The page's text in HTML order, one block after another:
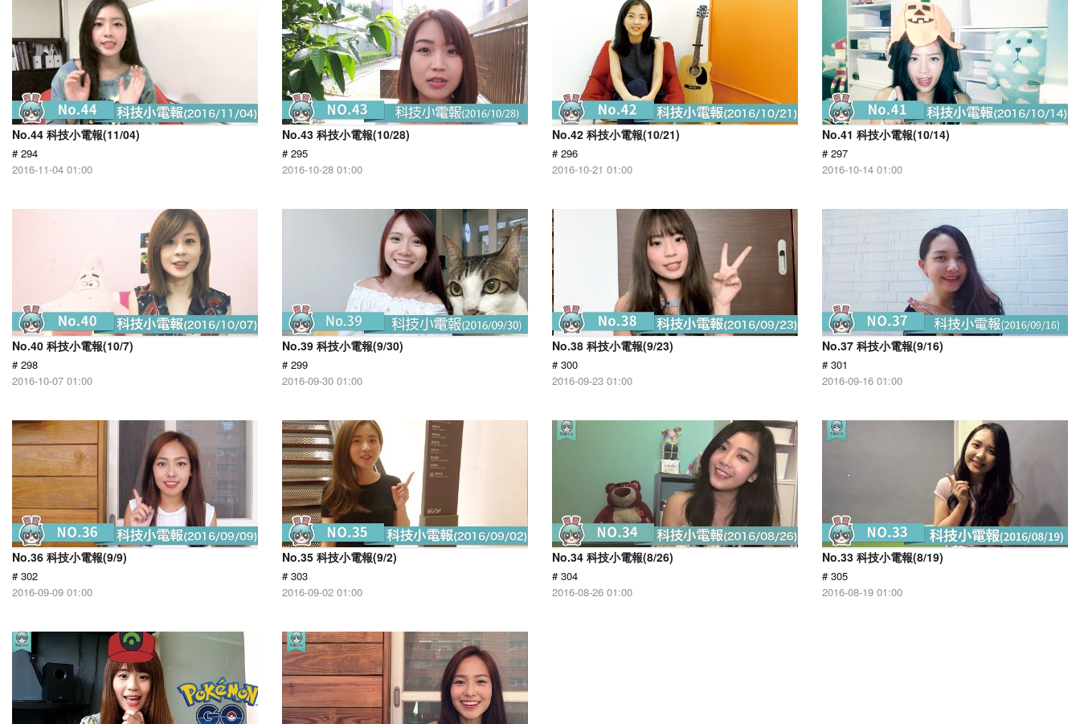
No.44 科技小電報(11/04)
# 294
2016-11-04 01:00
No.43 科技小電報(10/28)
# 295
2016-10-28 01:00
No.42 科技小電報(10/21)
# 296
2016-10-21 01:00
No.41 科技小電報(10/14)
# 297
2016-10-14 01:00
No.40 科技小電報(10/7)
# 298
2016-10-07 01:00
No.39 科技小電報(9/30)
# 299
2016-09-30 01:00
No.38 科技小電報(9/23)
# 300
2016-09-23 01:00
No.37 科技小電報(9/16)
# 301
2016-09-16 01:00
No.36 科技小電報(9/9)
# 302
2016-09-09 01:00
No.35 科技小電報(9/2)
# 303
2016-09-02 01:00
No.34 科技小電報(8/26)
# 304
2016-08-26 01:00
No.33 科技小電報(8/19)
# 305
2016-08-19 01:00